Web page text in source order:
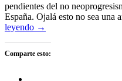
pendientes del no
España. Ojalá esto no sea una
leyendo →
Comparte esto: